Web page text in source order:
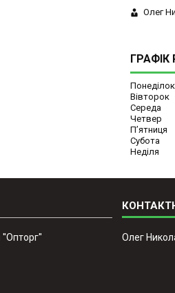
Олег
Понеділок
Вівторок
Середа
Четвер
Пʼятниця
Субота
Неділя
''Опторг'' Олег